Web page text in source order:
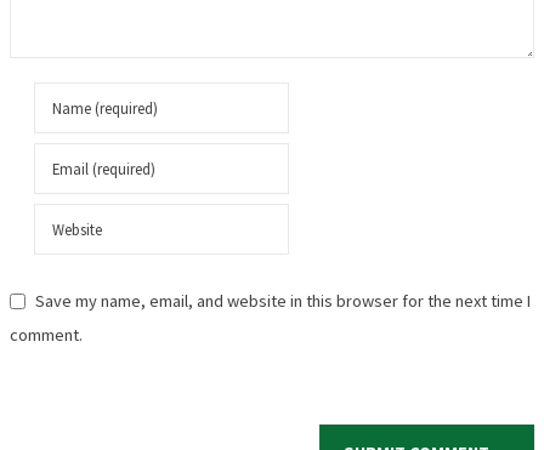
Save my name, email, and website in this browser for the next time I
comment.